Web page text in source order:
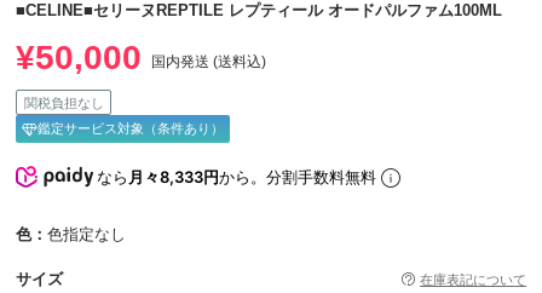
■CELINE■セリーヌREPTILE レプティール オードパルファム100ML
¥50,000 国内発送 (送料込)
関税負担なし
鑑定サービス対象（条件あり）
なら月々8,333円から。分割手数料無料
色： 色指定なし
サイズ 在庫表記について